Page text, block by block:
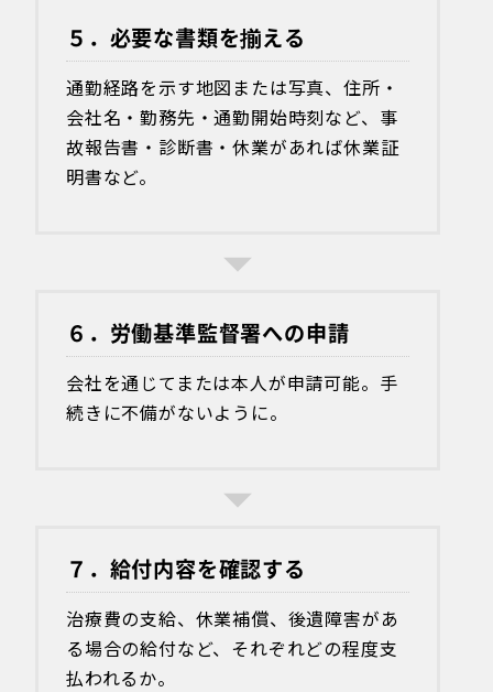
５．必要な書類を揃える
通勤経路を示す地図または写真、住所・
会社名・勤務先・通勤開始時刻など、事
故報告書・診断書・休業があれば休業証
明書など。
６．労働基準監督署への申請
会社を通じてまたは本人が申請可能。手
続きに不備がないように。
７．給付内容を確認する
治療費の支給、休業補償、後遺障害があ
る場合の給付など、それぞれどの程度支
払われるか。